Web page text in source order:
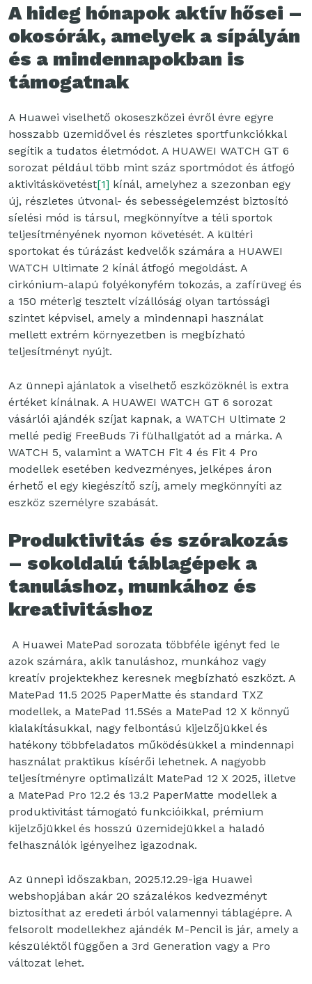
A hideg hónapok aktív hősei –
okosórák, amelyek a sípályán
és a mindennapokban is
támogatnak
A Huawei viselhető okoseszközei évről évre egyre
hosszabb üzemidővel és részletes sportfunkciókkal
segítik a tudatos életmódot. A HUAWEI WATCH GT 6
sorozat például több mint száz sportmódot és átfogó
aktivitáskövetést[1] kínál, amelyhez a szezonban egy
új, részletes útvonal- és sebességelemzést biztosító
síelési mód is társul, megkönnyítve a téli sportok
teljesítményének nyomon követését. A kültéri
sportokat és túrázást kedvelők számára a HUAWEI
WATCH Ultimate 2 kínál átfogó megoldást. A
cirkónium-alapú folyékonyfém tokozás, a zafírüveg és
a 150 méterig tesztelt vízállóság olyan tartóssági
szintet képvisel, amely a mindennapi használat
mellett extrém környezetben is megbízható
teljesítményt nyújt.
Az ünnepi ajánlatok a viselhető eszközöknél is extra
értéket kínálnak. A HUAWEI WATCH GT 6 sorozat
vásárlói ajándék szíjat kapnak, a WATCH Ultimate 2
mellé pedig FreeBuds 7i fülhallgatót ad a márka. A
WATCH 5, valamint a WATCH Fit 4 és Fit 4 Pro
modellek esetében kedvezményes, jelképes áron
érhető el egy kiegészítő szíj, amely megkönnyíti az
eszköz személyre szabását.
Produktivitás és szórakozás
– sokoldalú táblagépek a
tanuláshoz, munkához és
kreativitáshoz
A Huawei MatePad sorozata többféle igényt fed le
azok számára, akik tanuláshoz, munkához vagy
kreatív projektekhez keresnek megbízható eszközt. A
MatePad 11.5 2025 PaperMatte és standard TXZ
modellek, a MatePad 11.5Sés a MatePad 12 X könnyű
kialakításukkal, nagy felbontású kijelzőjükkel és
hatékony többfeladatos működésükkel a mindennapi
használat praktikus kísérői lehetnek. A nagyobb
teljesítményre optimalizált MatePad 12 X 2025, illetve
a MatePad Pro 12.2 és 13.2 PaperMatte modellek a
produktivitást támogató funkcióikkal, prémium
kijelzőjükkel és hosszú üzemidejükkel a haladó
felhasználók igényeihez igazodnak.
Az ünnepi időszakban, 2025.12.29-iga Huawei
webshopjában akár 20 százalékos kedvezményt
biztosíthat az eredeti árból valamennyi táblagépre. A
felsorolt modellekhez ajándék M-Pencil is jár, amely a
készüléktől függően a 3rd Generation vagy a Pro
változat lehet.